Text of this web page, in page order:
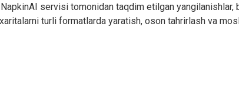
servisi tomonidan taqdim etilgan yangilanishlar,
turli formatlarda yaratish, oson tahrirlash va